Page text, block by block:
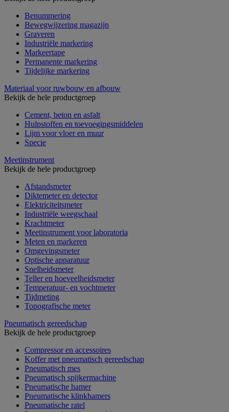
Benummering
Bewegwijzering magazijn
Graveren
Industriële markering
Markeertape
Permanente markering
Tijdelijke markering
Materiaal voor ruwbouw en afbouw
Bekijk de hele productgroep
Cement, beton en asfalt
Hulpstoffen en toevoegingsmiddelen
Lijm voor vloer en muur
Specie
Meetinstrument
Bekijk de hele productgroep
Afstandsmeter
Diktemeter en detector
Elektriciteitsmeter
Industriële weegschaal
Krachtmeter
Meetinstrument voor laboratoria
Meten en markeren
Omgevingsmeter
Optische apparatuur
Snelheidsmeter
Teller en hoeveelheidsmeter
Temperatuur- en vochtmeter
Tijdmeting
Topografische meter
Pneumatisch gereedschap
Bekijk de hele productgroep
Compressor en accessoires
Koffer met pneumatisch gereedschap
Pneumatisch mes
Pneumatisch spijkermachine
Pneumatische hamer
Pneumatische klinkhamers
Pneumatische ratel